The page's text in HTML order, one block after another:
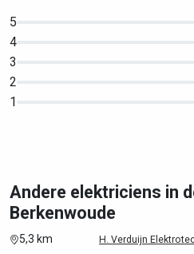
5
4
3
2
1
Andere elektriciens in
Berkenwoude
5,3 km H. Verduijn